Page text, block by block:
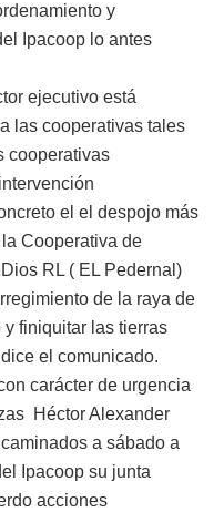
y
Ipacoop lo antes
ejecutivo está
las cooperativas tales
cooperativas
el el despojo más
Cooperativa de
RL ( EL Pedernal)
de la raya de
finiquitar las tierras
el comunicado.
carácter de urgencia
Héctor Alexander
a sábado a
Ipacoop su junta
acciones